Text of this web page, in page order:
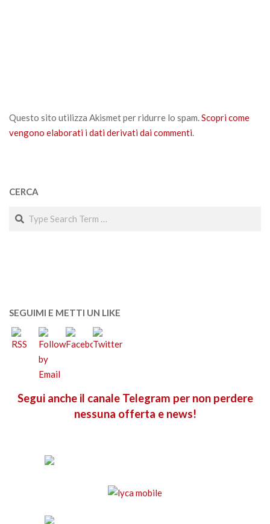
Questo sito utilizza Akismet per ridurre lo spam.Scopri come
vengono elaborati i dati derivati dai commenti.
CERCA
Search
SEGUIMI E METTI UN LIKE
Segui anche il canale Telegram per non perdere
nessuna offerta e news!